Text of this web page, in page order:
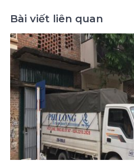
Bài viết liên quan